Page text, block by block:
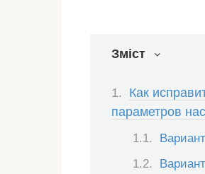
Зміст
Как
параметров